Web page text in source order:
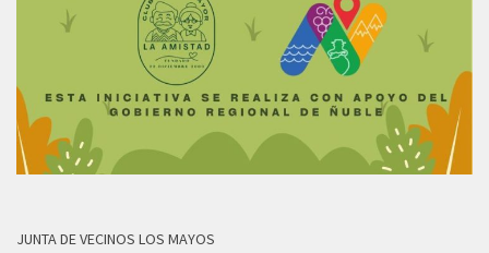
JUNTA DE VECINOS LOS MAYOS